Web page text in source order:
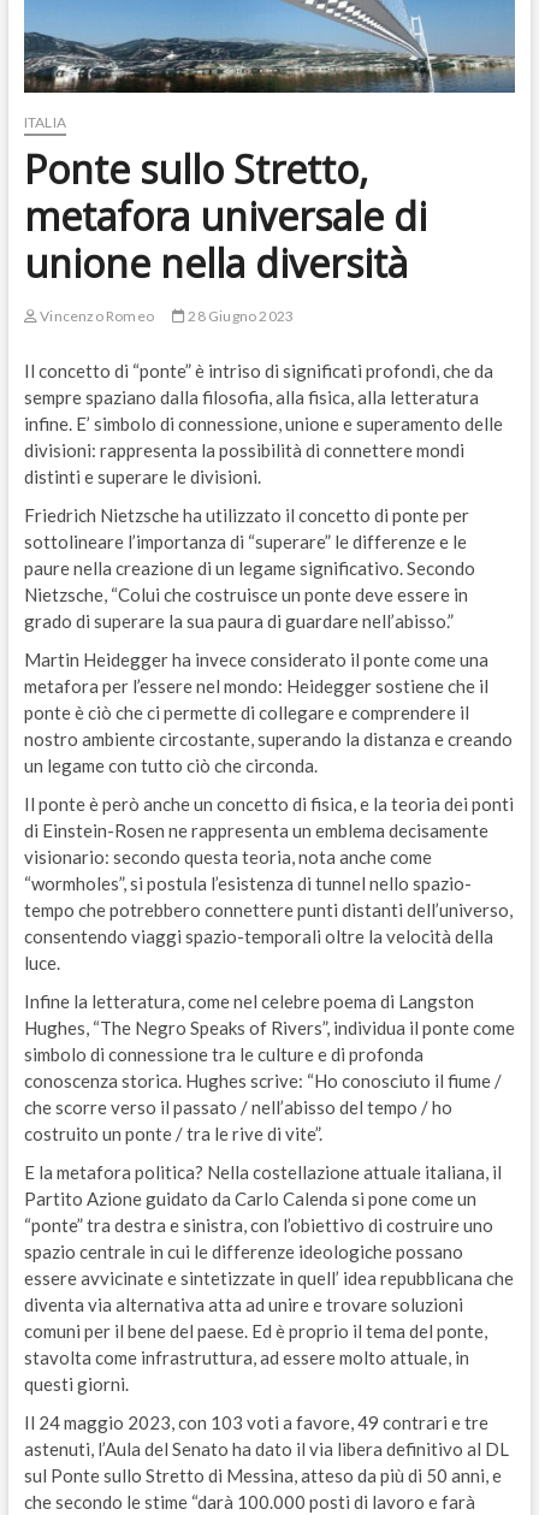
ITALIA
Ponte sullo Stretto,
metafora universale di
unione nella diversità
Vincenzo Romeo 28 Giugno 2023
Il concetto di “ponte” è intriso di significati profondi, che da
sempre spaziano dalla filosofia, alla fisica, alla letteratura
infine. E’ simbolo di connessione, unione e superamento delle
divisioni: rappresenta la possibilità di connettere mondi
distinti e superare le divisioni.
Friedrich Nietzsche ha utilizzato il concetto di ponte per
sottolineare l’importanza di “superare” le differenze e le
paure nella creazione di un legame significativo. Secondo
Nietzsche, “Colui che costruisce un ponte deve essere in
grado di superare la sua paura di guardare nell’abisso.”
Martin Heidegger ha invece considerato il ponte come una
metafora per l’essere nel mondo: Heidegger sostiene che il
ponte è ciò che ci permette di collegare e comprendere il
nostro ambiente circostante, superando la distanza e creando
un legame con tutto ciò che circonda.
Il ponte è però anche un concetto di fisica, e la teoria dei ponti
di Einstein-Rosen ne rappresenta un emblema decisamente
visionario: secondo questa teoria, nota anche come
“wormholes”, si postula l’esistenza di tunnel nello spazio-
tempo che potrebbero connettere punti distanti dell’universo,
consentendo viaggi spazio-temporali oltre la velocità della
luce.
Infine la letteratura, come nel celebre poema di Langston
Hughes, “The Negro Speaks of Rivers”, individua il ponte come
simbolo di connessione tra le culture e di profonda
conoscenza storica. Hughes scrive: “Ho conosciuto il fiume /
che scorre verso il passato / nell’abisso del tempo / ho
costruito un ponte / tra le rive di vite”.
E la metafora politica? Nella costellazione attuale italiana, il
Partito Azione guidato da Carlo Calenda si pone come un
“ponte” tra destra e sinistra, con l’obiettivo di costruire uno
spazio centrale in cui le differenze ideologiche possano
essere avvicinate e sintetizzate in quell’ idea repubblicana che
diventa via alternativa atta ad unire e trovare soluzioni
comuni per il bene del paese. Ed è proprio il tema del ponte,
stavolta come infrastruttura, ad essere molto attuale, in
questi giorni.
Il 24 maggio 2023, con 103 voti a favore, 49 contrari e tre
astenuti, l’Aula del Senato ha dato il via libera definitivo al DL
sul Ponte sullo Stretto di Messina, atteso da più di 50 anni, e
che secondo le stime “darà 100.000 posti di lavoro e farà